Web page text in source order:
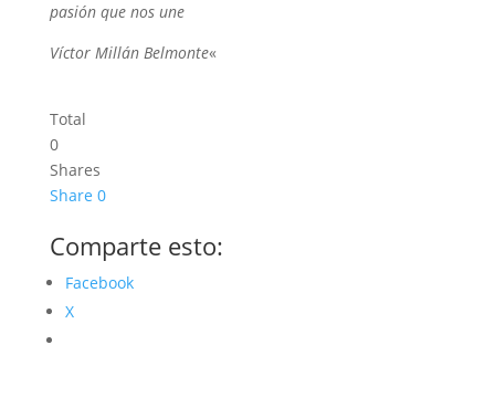
pasión que nos une
Víctor Millán Belmonte«
Total
0
Shares
Share 0
Comparte esto:
Facebook
X